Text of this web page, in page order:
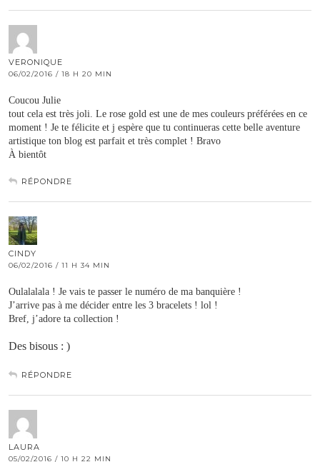
VERONIQUE
06/02/2016 / 18 H 20 MIN
Coucou Julie
tout cela est très joli. Le rose gold est une de mes couleurs préférées en ce
moment ! Je te félicite et j espère que tu continueras cette belle aventure
artistique ton blog est parfait et très complet ! Bravo
À bientôt
RÉPONDRE
CINDY
06/02/2016 / 11 H 34 MIN
Oulalalala ! Je vais te passer le numéro de ma banquière !
J’arrive pas à me décider entre les 3 bracelets ! lol !
Bref, j’adore ta collection !
Des bisous : )
RÉPONDRE
LAURA
05/02/2016 / 10 H 22 MIN